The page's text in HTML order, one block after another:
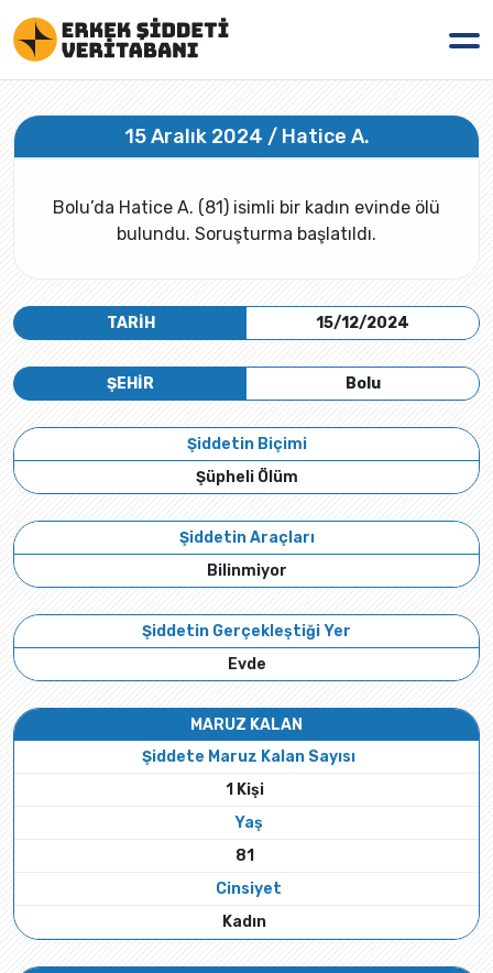
15 Aralık 2024 / Hatice A.
Bolu’da Hatice A. (81) isimli bir kadın evinde ölü
bulundu. Soruşturma başlatıldı.
TARİH 15/12/2024
Bolu
ŞEHİR
Şiddetin Biçimi
Şüpheli Ölüm
Şiddetin Araçları
Bilinmiyor
Şiddetin Gerçekleştiği Yer
Evde
MARUZ KALAN
Şiddete Maruz Kalan Sayısı
1 Kişi
Yaş
81
Cinsiyet
Kadın